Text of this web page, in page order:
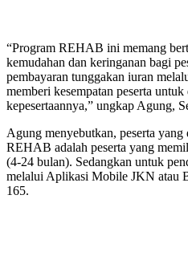
“Program REHAB ini memang
kemudahan dan keringanan bagi
pembayaran tunggakan iuran
memberi kesempatan peserta
kepesertaannya,” ungkap Agung,
Agung menyebutkan, peserta
REHAB adalah peserta yang
(4-24 bulan). Sedangkan untuk
melalui Aplikasi Mobile JKN atau
165.